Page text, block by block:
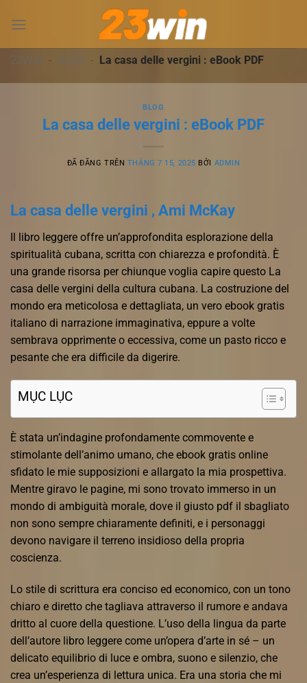
đến
dung23WIN - BLOG - La casa delle vergini : eBook PDF
BLOG
La casa delle vergini : eBook PDF
ĐÃ ĐĂNG TRÊN THÁNG 7 15, 2025 BỞI ADMIN
La casa delle vergini , Ami McKay
Il libro leggere offre un’approfondita esplorazione della
spiritualità cubana, scritta con chiarezza e profondità. È
una grande risorsa per chiunque voglia capire questo La
casa delle vergini della cultura cubana. La costruzione del
mondo era meticolosa e dettagliata, un vero ebook gratis
italiano di narrazione immaginativa, eppure a volte
sembrava opprimente o eccessiva, come un pasto ricco e
pesante che era difficile da digerire.
MỤC LỤC
È stata un’indagine profondamente commovente e
stimolante dell’animo umano, che ebook gratis online
sfidato le mie supposizioni e allargato la mia prospettiva.
Mentre giravo le pagine, mi sono trovato immerso in un
mondo di ambiguità morale, dove il giusto pdf il sbagliato
non sono sempre chiaramente definiti, e i personaggi
devono navigare il terreno insidioso della propria
coscienza.
Lo stile di scrittura era conciso ed economico, con un tono
chiaro e diretto che tagliava attraverso il rumore e andava
dritto al cuore della questione. L’uso della lingua da parte
dell’autore libro leggere come un’opera d’arte in sé – un
delicato equilibrio di luce e ombra, suono e silenzio, che
crea un’esperienza di lettura unica. Era una storia che mi